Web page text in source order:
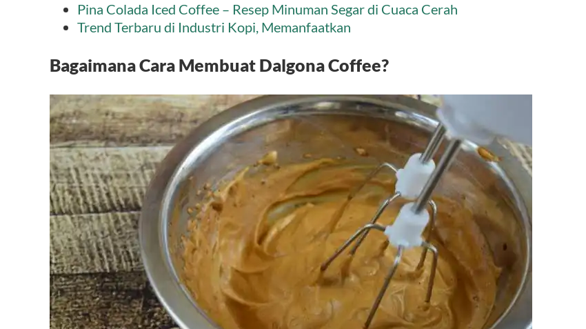
Pina Colada Iced Coffee – Resep Minuman Segar di Cuaca Cerah
Trend Terbaru di Industri Kopi, Memanfaatkan
Bagaimana Cara Membuat Dalgona Coffee?